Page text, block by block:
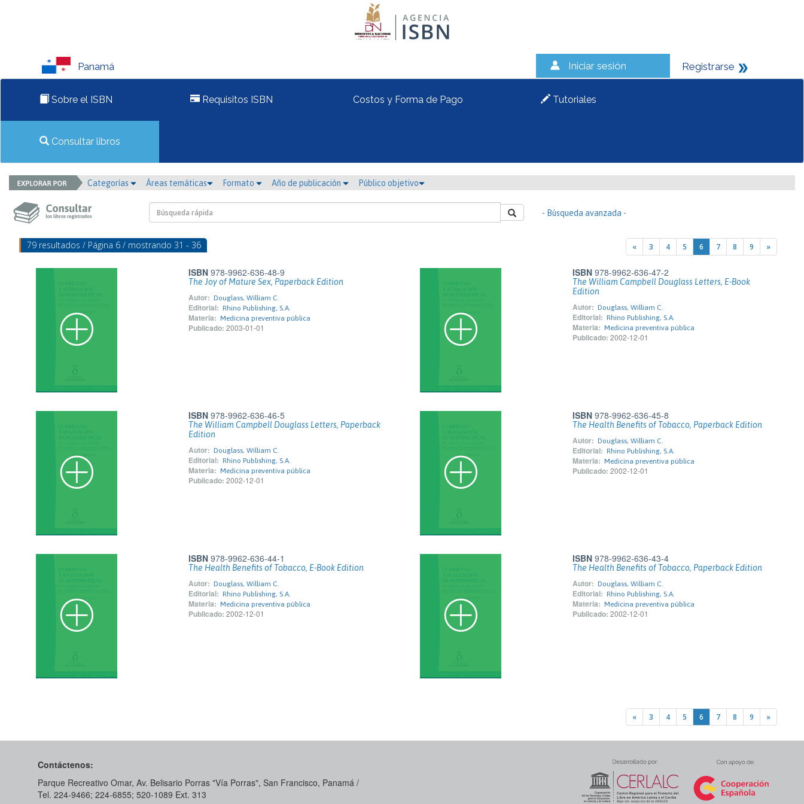
Panamá Iniciar sesión Registrarse
Sobre el ISBN Requisitos ISBN Costos y Forma de Pago Tutoriales
Consultar libros
Categorías Áreas temáticas Formato Año de publicación Público objetivo
- Búsqueda avanzada -
79 resultados / Página 6 / mostrando 31 - 36 « 3 4 5 6 7 8 9 »
ISBN 978-9962-636-48-9
The Joy of Mature Sex, Paperback Edition
Autor: Douglass, William C.
Editorial: Rhino Publishing, S.A.
Materia: Medicina preventiva pública
Publicado: 2003-01-01
ISBN 978-9962-636-47-2
The William Campbell Douglass Letters, E-Book
Edition
Autor: Douglass, William C.
Editorial: Rhino Publishing, S.A.
Materia: Medicina preventiva pública
Publicado: 2002-12-01
ISBN 978-9962-636-46-5
The William Campbell Douglass Letters, Paperback
Edition
Autor: Douglass, William C.
Editorial: Rhino Publishing, S.A.
Materia: Medicina preventiva pública
Publicado: 2002-12-01
ISBN 978-9962-636-45-8
The Health Benefits of Tobacco, Paperback Edition
Autor: Douglass, William C.
Editorial: Rhino Publishing, S.A.
Materia: Medicina preventiva pública
Publicado: 2002-12-01
ISBN 978-9962-636-44-1
The Health Benefits of Tobacco, E-Book Edition
Autor: Douglass, William C.
Editorial: Rhino Publishing, S.A.
Materia: Medicina preventiva pública
Publicado: 2002-12-01
ISBN 978-9962-636-43-4
The Health Benefits of Tobacco, Paperback Edition
Autor: Douglass, William C.
Editorial: Rhino Publishing, S.A.
Materia: Medicina preventiva pública
Publicado: 2002-12-01
« 3 4 5 6 7 8 9 »
Contáctenos:
Parque Recreativo Omar, Av. Belisario Porras "Vía Porras", San Francisco, Panamá /
Tel. 224-9466; 224-6855; 520-1089​ Ext. 313